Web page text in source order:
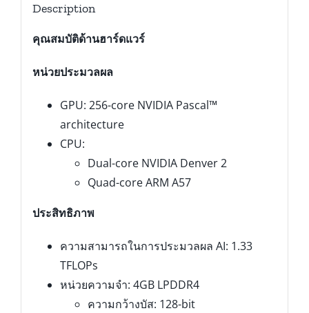
Description
คุณสมบัติด้านฮาร์ดแวร์
หน่วยประมวลผล
GPU: 256-core NVIDIA Pascal™
architecture
CPU:
Dual-core NVIDIA Denver 2
Quad-core ARM A57
ประสิทธิภาพ
ความสามารถในการประมวลผล AI: 1.33
TFLOPs
หน่วยความจำ: 4GB LPDDR4
ความกว้างบัส: 128-bit